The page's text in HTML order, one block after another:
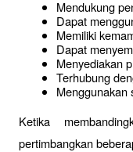
Mendukung
Dapat
Memiliki
Dapat
Menyediakan
Terhubung
Menggunakan
Ketika
pertimbangkan